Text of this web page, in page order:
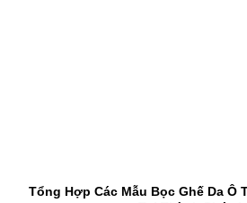
Tổng Hợp Các Mẫu Bọc Ghế Da Ô